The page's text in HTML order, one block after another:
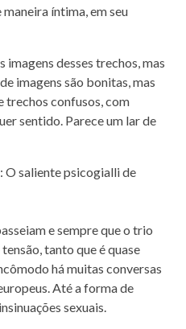
íntima, em seu
desses trechos, mas
imagens são bonitas, mas
trechos confusos, com
sentido. Parece um lar de
e sempre que o trio
tanto que é quase
há muitas conversas
Até a forma de
sexuais.